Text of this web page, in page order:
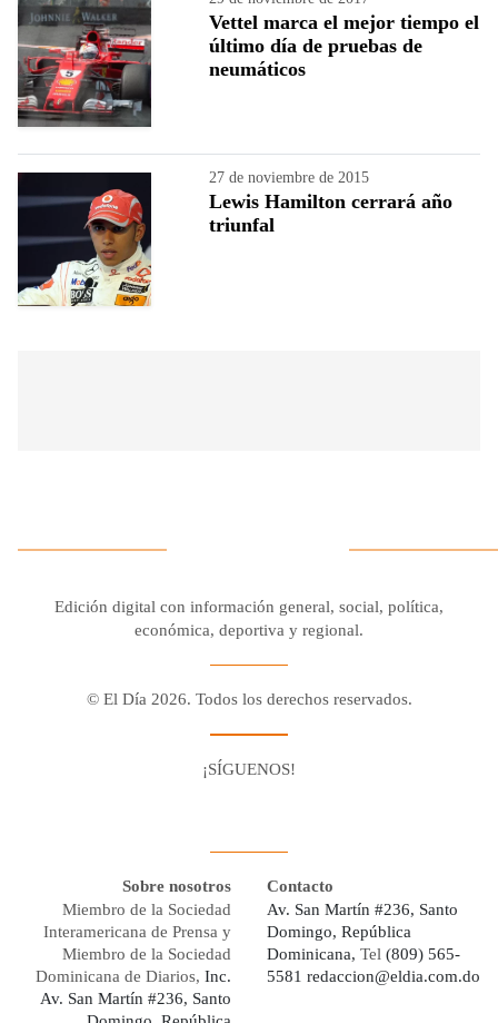
Vettel marca el mejor tiempo el
último día de pruebas de
neumáticos
27 de noviembre de 2015
Lewis Hamilton cerrará año
triunfal
Edición digital con información general, social, política,
económica, deportiva y regional.
© El Día 2026. Todos los derechos reservados.
¡SÍGUENOS!
Sobre nosotros
Miembro de la Sociedad
Interamericana de Prensa y
Miembro de la Sociedad
Dominicana de Diarios, Inc.
Av. San Martín #236, Santo
Contacto
Av. San Martín #236, Santo
Domingo, República
Dominicana, Tel (809) 565-
5581 redaccion@eldia.com.do